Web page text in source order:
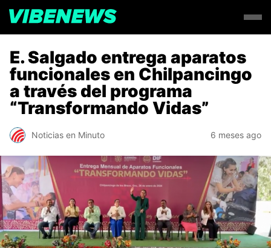
E. Salgado entrega aparatos
funcionales en Chilpancingo
a través del programa
“Transformando Vidas”
Noticias en Minuto 6 meses ago